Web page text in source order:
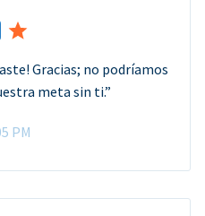
Gracias; no podríamos
meta sin ti.”
PM